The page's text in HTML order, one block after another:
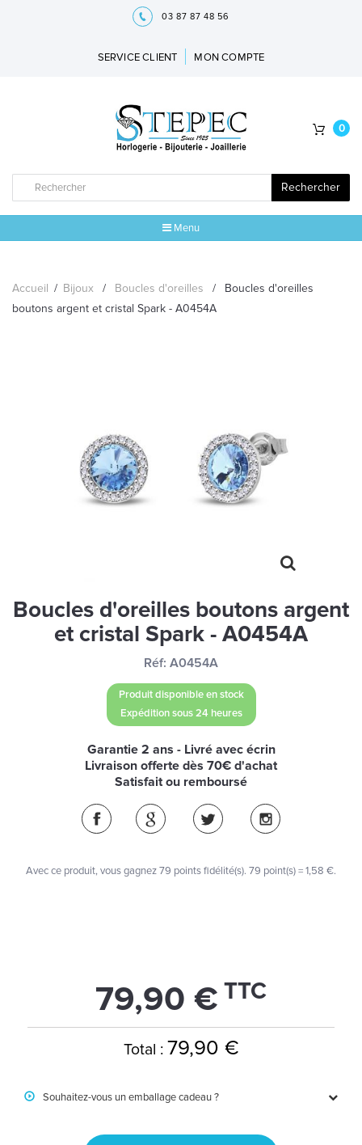
03 87 87 48 56
SERVICE CLIENT MON COMPTE
Rechercher
0
Menu
MARQUES
BONNES AFFAIRES
CARTES CADEAUX
Accueil / Bijoux / Boucles d'oreilles /
Boucles d'oreilles
boutons argent et cristal Spark - A0454A
Boucles d'oreilles boutons argent
et cristal Spark - A0454A
Réf: A0454A
Produit disponible en stock
Expédition sous 24 heures
Garantie 2 ans - Livré avec écrin
Livraison offerte dès 70€ d'achat
Satisfait ou remboursé
Avec ce produit, vous gagnez79 points fidélité(s). 79 point(s) =1,58 €.
79,90 € TTC
Total : 79,90 €
Souhaitez-vous un emballage cadeau ?